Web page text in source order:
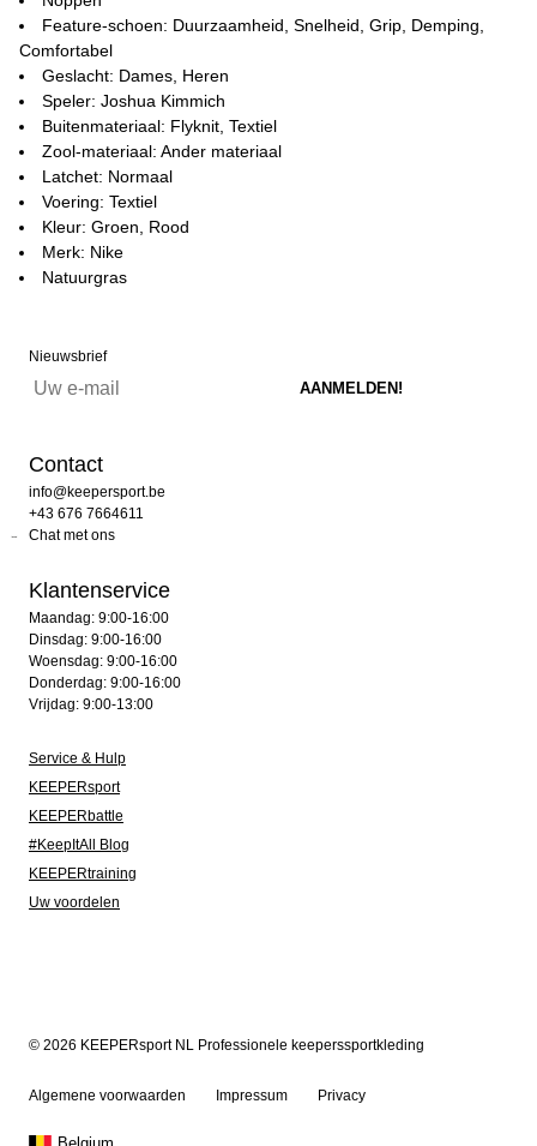
Feature-schoen: Duurzaamheid, Snelheid, Grip, Demping,
Comfortabel
Geslacht: Dames, Heren
Speler: Joshua Kimmich
Buitenmateriaal: Flyknit, Textiel
Zool-materiaal: Ander materiaal
Latchet: Normaal
Voering: Textiel
Kleur: Groen, Rood
Merk: Nike
Natuurgras
Nieuwsbrief
Contact
info@keepersport.be
+43 676 7664611
Chat met ons
Klantenservice
Maandag: 9:00-16:00
Dinsdag: 9:00-16:00
Woensdag: 9:00-16:00
Donderdag: 9:00-16:00
Vrijdag: 9:00-13:00
Service & Hulp
KEEPERsport
KEEPERbattle
#KeepItAll Blog
KEEPERtraining
Uw voordelen
© 2026 KEEPERsport NL Professionele keeperssportkleding
Algemene voorwaarden Impressum Privacy